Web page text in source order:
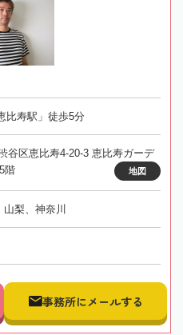
比寿駅」徒歩5分
谷区恵比寿4-20-3 恵比寿ガーデ
階
地図
梨、神奈川
事務所にメールする